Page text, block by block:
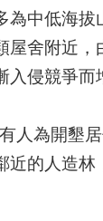
為中低海拔
屋舍附近，
入侵競爭而
人為開墾
近的人造林